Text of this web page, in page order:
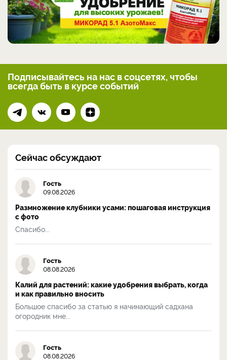
Подписывайтесь на нас в соцсетях, чтобы
всегдабыть в курсе событий
Сейчас обсуждают
Гость
09.08.2026
Размножение клубники усами: пошаговая инструкция
с фото
Спасибо...
Гость
08.08.2026
Калий для растений: какие удобрения выбрать, когда
и как правильно вносить
Большое спасибо за статью я начинающий садхана
огородник мне...
Гость
08.08.2026